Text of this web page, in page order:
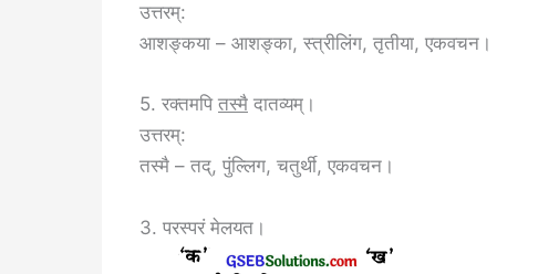
उत्तरम्:
आशङ्कया – आशङ्का, स्त्रीलिंग, तृतीया, एकवचन।
5. रक्तमपि तस्मै दातव्यम्।
उत्तरम्:
तस्मै – तद्, पुंल्लिग, चतुर्थी, एकवचन।
3. परस्परं मेलयत।